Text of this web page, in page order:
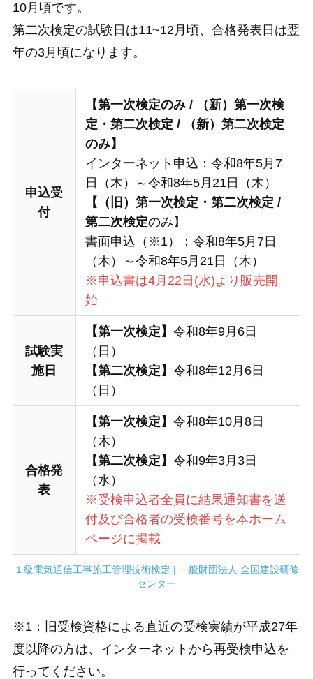
10月頃です。
第二次検定の試験日は11~12月頃、合格発表日は翌
年の3月頃になります。
申込受
付
【第一次検定のみ/
（新）第一次検
定・第二次検定 / （新）第二次検定
のみ】
インターネット申込：令和8年5月7
日（木）～令和8年5月21日（木）
【（旧）第一次検定・第二次検定 /
第二次検定のみ】
書面申込（※1）：令和8年5月7日
（木）～令和8年5月21日（木）
※申込書は4月22日(水)より販売開
始
試験実
施日
【第一次検定】令和8年9月6日
（日）
【第二次検定】令和8年12月6日
（日）
合格発
表
【第一次検定】令和8年10月8日
（木）
【第二次検定】令和9年3月3日
（水）
※受検申込者全員に結果通知書を送
付及び合格者の受検番号を本ホーム
ページに掲載
１級電気通信工事施工管理技術検定 | 一般財団法人 全国建設研修
センター
※1：旧受検資格による直近の受検実績が平成27年
度以降の方は、インターネットから再受検申込を
行ってください。